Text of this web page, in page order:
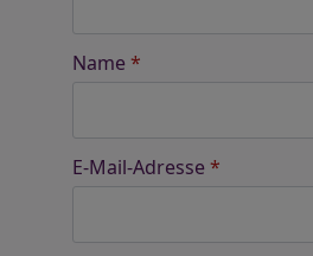
Name *
E-Mail-Adresse *